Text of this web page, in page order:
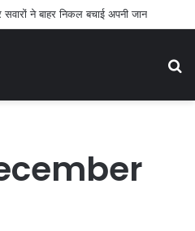
ने बाहर निकल बचाई अपनी जान